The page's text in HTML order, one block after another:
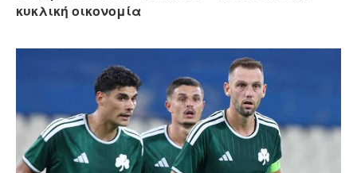
κυκλική οικονομία